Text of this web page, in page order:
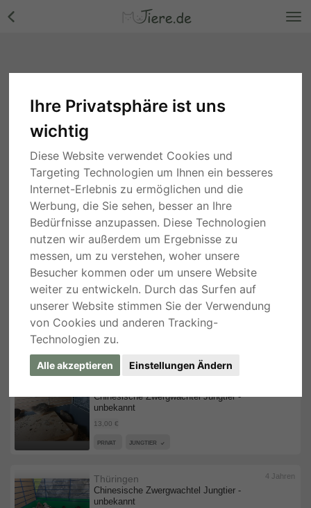
Ihre Privatsphäre ist uns
wichtig
Diese Website verwendet Cookies und
Targeting Technologien um Ihnen ein besseres
Internet-Erlebnis zu ermöglichen und die
Werbung, die Sie sehen, besser an Ihre
Bedürfnisse anzupassen. Diese Technologien
nutzen wir außerdem um Ergebnisse zu
messen, um zu verstehen, woher unsere
Besucher kommen oder um unsere Website
weiter zu entwickeln. Durch das Surfen auf
unserer Website stimmen Sie der Verwendung
von Cookies und anderen Tracking-
Technologien zu.
Alle akzeptieren Einstellungen Ändern
sonstige Vögel
Suche
Ayam Cemani, Ayam Cemani reinrassig -
unbekannt
12,00 €
PRIVAT
Fasan Jungtier - unbekannt
Bayern
Chinesische Zwergwachtel Jungtier -
unbekannt
13,00 €
PRIVAT JUNGTIER
Chinesische Zwergwachtel Jungtier -
unbekannt
Thüringen 4 Jahren